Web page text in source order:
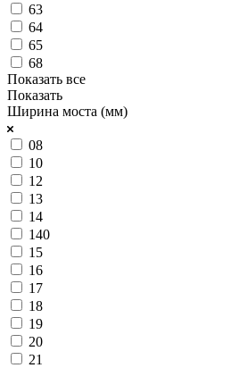
63
64
65
68
Показать все
Показать
Ширина моста (мм)
08
10
12
13
14
140
15
16
17
18
19
20
21